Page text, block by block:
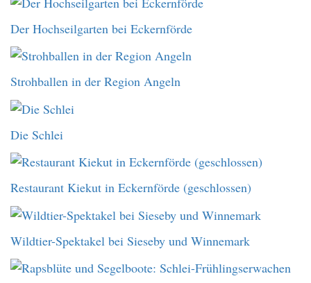
Der Hochseilgarten bei Eckernförde
Strohballen in der Region Angeln
Die Schlei
Restaurant Kiekut in Eckernförde (geschlossen)
Wildtier-Spektakel bei Sieseby und Winnemark